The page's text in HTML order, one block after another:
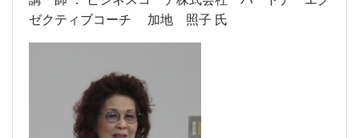
ゼクティブコーチ 加地 照子 氏